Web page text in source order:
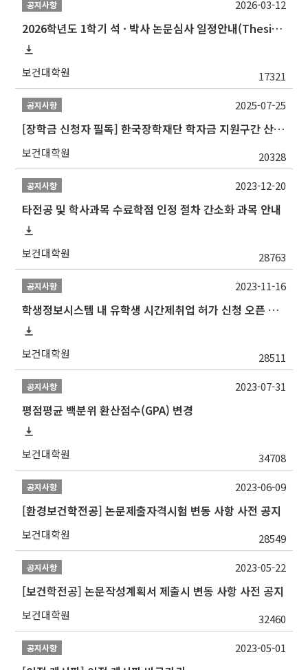
공지사항
2026학년도 1학기 석 · 박사 논문심사 일정안내(Thesis Defense Schedules)
보건대학원 17321
2026-03-12
공지사항
[장학금 신청자 필독] 한국장학재단 학자금 지원구간 산정 권고
보건대학원 20328
2025-07-25
공지사항
타전공 및 학사과목 수료학점 인정 절차 간소화 과목 안내
보건대학원 28763
2023-12-20
공지사항
학생정보시스템 내 유학생 시간제취업 허가 신청 오픈 안내
보건대학원 28511
2023-11-16
공지사항
평점평균 백분위 환산점수(GPA) 변경
보건대학원 34708
2023-07-31
공지사항
[환경보건학전공] 논문제출자격시험 변동 사항 사전 공지
보건대학원 28549
2023-06-09
공지사항
[보건학전공] 논문작성계획서 제출시 변동 사항 사전 공지
보건대학원 32460
2023-05-22
공지사항 2023-05-01